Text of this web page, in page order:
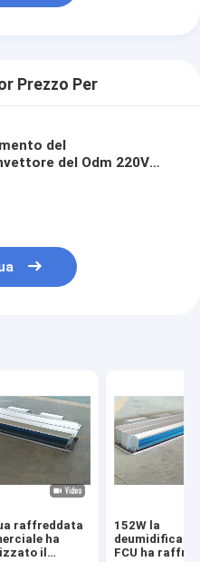
Prezzo Per
del
del Odm 220V
raffreddata
ha
il
152W la
FCU ha